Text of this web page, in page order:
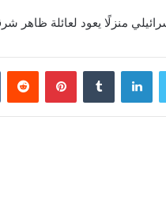
منزلًا يعود لعائلة
لينكدإن بينتيريست